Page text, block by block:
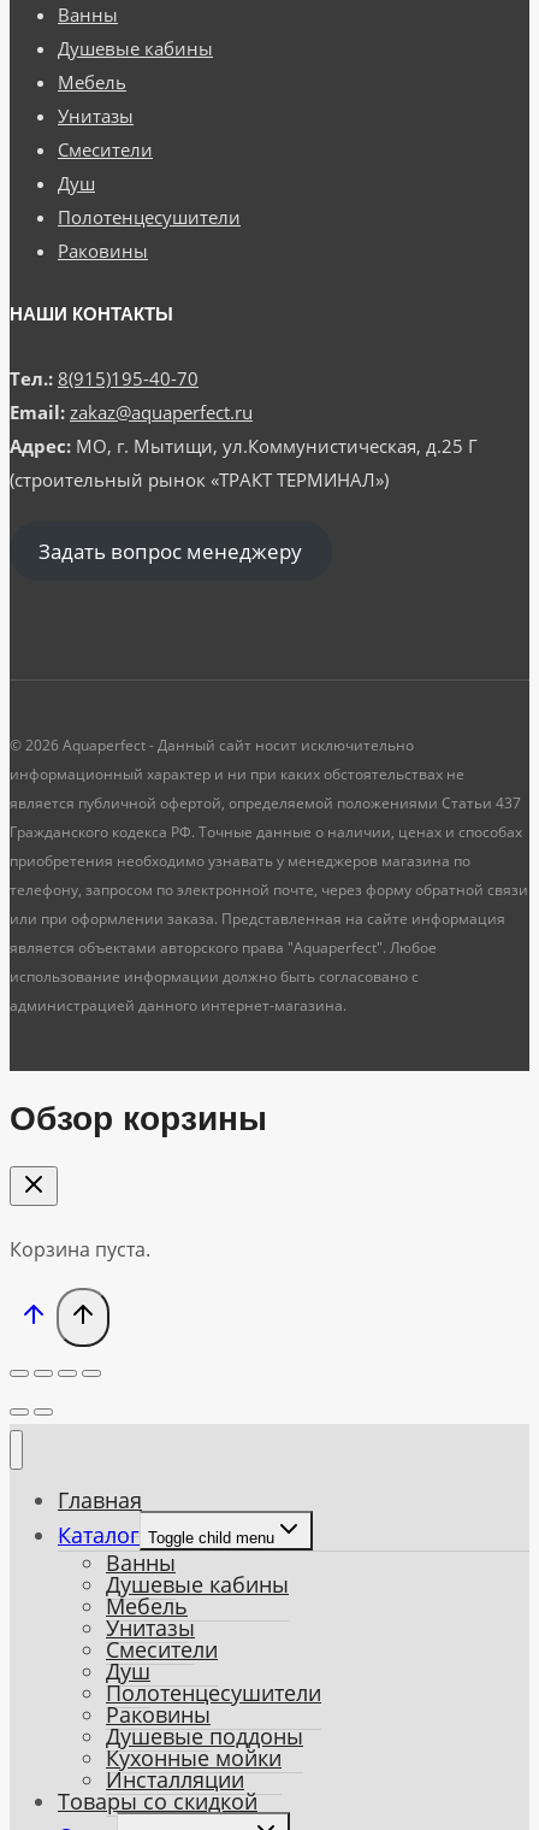
Ванны
Душевые кабины
Мебель
Унитазы
Смесители
Душ
Полотенцесушители
Раковины
НАШИ КОНТАКТЫ
Тел.: 8(915)195-40-70
Email: zakaz@aquaperfect.ru
Адрес: МО, г. Мытищи, ул.Коммунистическая, д.25 Г
(строительный рынок «ТРАКТ ТЕРМИНАЛ»)
Задать вопрос менеджеру
© 2026 Aquaperfect - Данный сайт носит исключительно
информационный характер и ни при каких обстоятельствах не
является публичной офертой, определяемой положениями Статьи 437
Гражданского кодекса РФ. Точные данные о наличии, ценах и способах
приобретения необходимо узнавать у менеджеров магазина по
телефону, запросом по электронной почте, через форму обратной связи
или при оформлении заказа. Представленная на сайте информация
является объектами авторского права "Aquaperfect". Любое
использование информации должно быть согласовано с
администрацией данного интернет-магазина.
Обзор корзины
Корзина пуста.
Главная
Каталог Toggle child menu
Ванны
Душевые кабины
Мебель
Унитазы
Смесители
Душ
Полотенцесушители
Раковины
Душевые поддоны
Кухонные мойки
Инсталляции
Товары со скидкой